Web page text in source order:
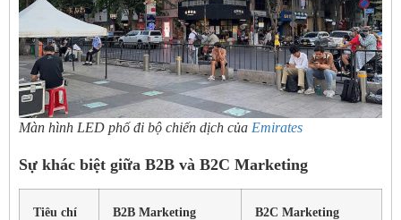
Màn hình LED phố đi bộ chiến dịch của Emirates
Sự khác biệt giữa B2B và B2C Marketing
Tiêu chí B2B Marketing B2C Marketing